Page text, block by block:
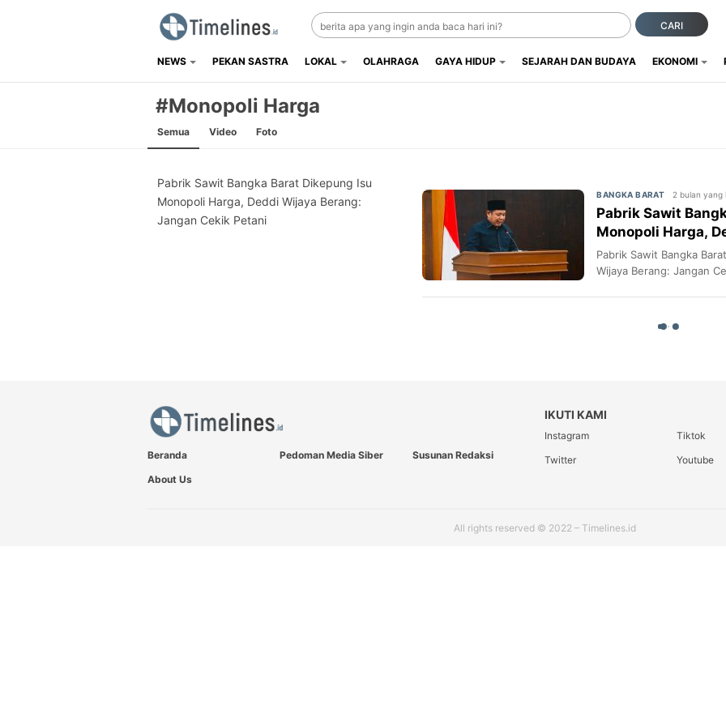
Timelines.id
Media Literasi, Sejarah & Budaya
CARI
NEWS PEKAN SASTRA LOKAL OLAHRAGA GAYA HIDUP SEJARAH DAN BUDAYA EKONOMI
#Monopoli Harga
Semua Video Foto
Pabrik Sawit Bangka Barat Dikepung Isu
Monopoli Harga, Deddi Wijaya Berang:
Jangan Cekik Petani
BANGKA BARAT 2 bulan yang
Pabrik Sawit
Monopoli Harga,
Cekik Petani Sawit!
Pabrik Sawit Bangka
Wijaya Berang: Jangan
Beranda Pedoman Media Siber
Susunan Redaksi
About Us
IKUTI KAMI
Instagram Tiktok
Twitter
Youtube
All rights reserved © 2022 – Timelines.id